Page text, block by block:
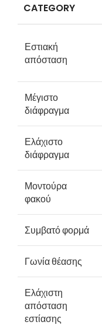
CATEGORY
Εστιακή
απόσταση
Μέγιστο
διάφραγμα
Ελάχιστο
διάφραγμα
Μοντούρα
φακού
Συμβατό φορμά
Γωνία θέασης
Ελάχιστη
απόσταση
εστίασης